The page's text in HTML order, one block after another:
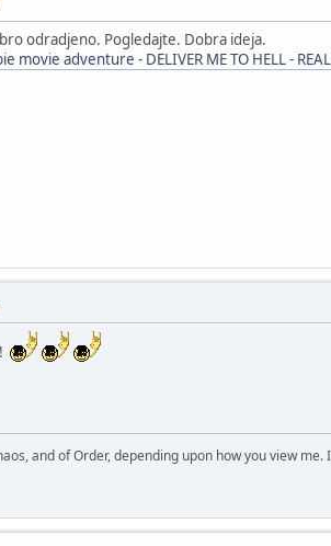
odradjeno. Pogledajte. Dobra ideja.
movie adventure - DELIVER ME TO HELL - REAL
and of Order, depending upon how you view